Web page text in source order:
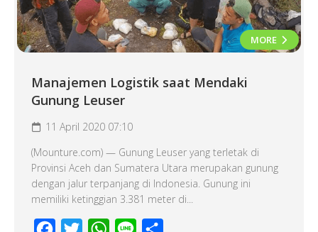
MORE
Manajemen Logistik saat Mendaki
Gunung Leuser
11 April 2020 07:10
(Mounture.com) — Gunung Leuser yang terletak di
Provinsi Aceh dan Sumatera Utara merupakan gunung
dengan jalur terpanjang di Indonesia. Gunung ini
memiliki ketinggian 3.381 meter di...